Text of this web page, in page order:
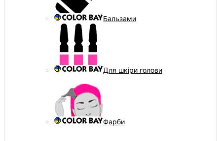
Бальзами
Для шкіри голови
Фарби